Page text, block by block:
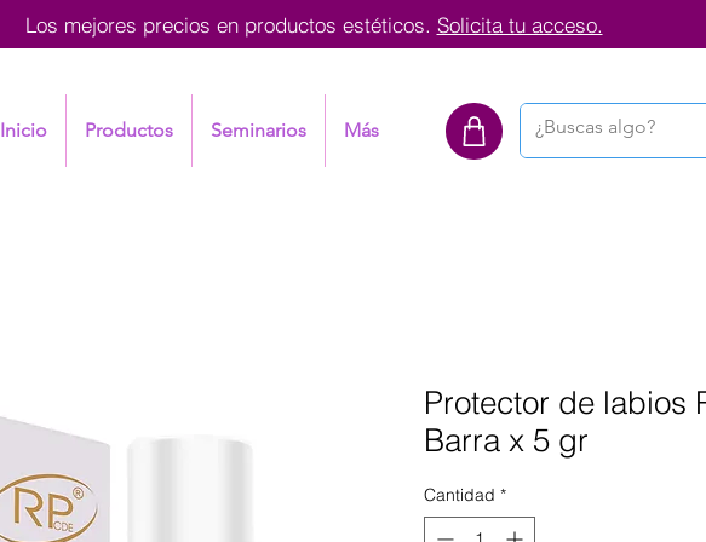
Los mejores precios en productos estéticos. Solicita tu acceso.
Inicio Productos Seminarios Más
Protector de labios
Barra x 5 gr
Cantidad *